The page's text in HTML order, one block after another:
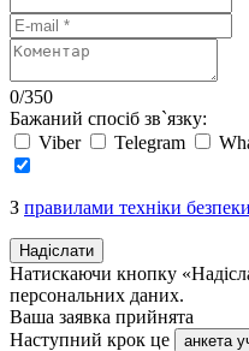
0/350
Бажаний спосіб зв`язку:
Viber
Telegram
З правилами техніки безпеки
Надіслати
Натискаючи кнопку
персональних даних.
Ваша заявка прийнята
Наступний крок це
анкета